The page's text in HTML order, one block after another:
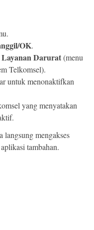
OK.
Layanan Darurat(menu
Telkomsel).
untuk menonaktifkan
yang menyatakan
langsung mengakses
tambahan.